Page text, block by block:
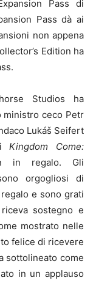
Pass di
Pass dà ai
non appena
Edition ha
Studios ha
ministro ceco Petr
Lukáš Seifert
Kingdom Come:
in regalo. Gli
orgogliosi di
e sono grati
riceva sostegno e
mostrato nelle
felice di ricevere
sottolineato come
in un applauso